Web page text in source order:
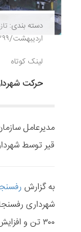
دسته بندی:
اردیبهشت/۱۳۹۹
لینک کوتاه
حرکت
مدیرعامل
قیر توسط
به گزارش
شهرداری
۳۰۰ تن و